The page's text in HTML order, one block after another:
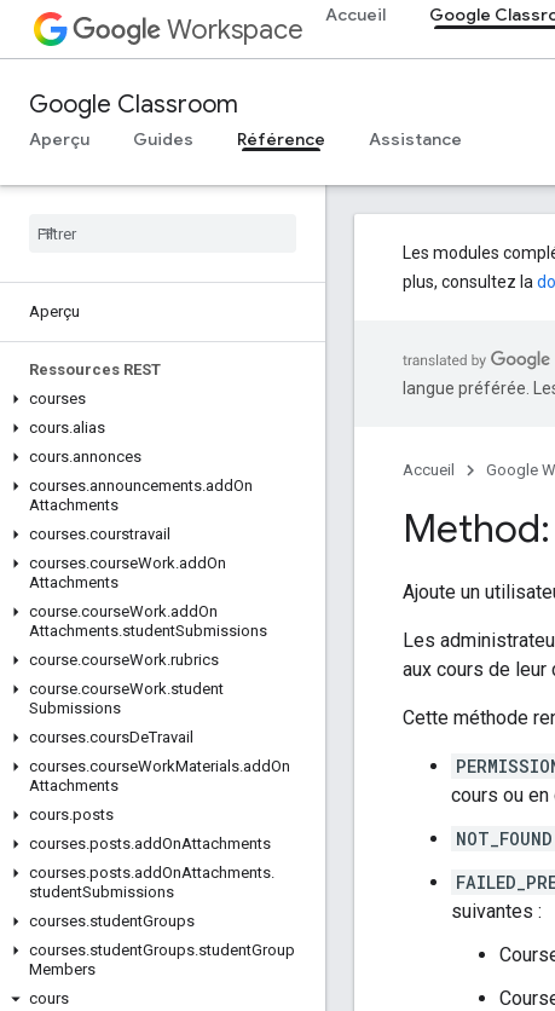
Workspace Accueil Google
Google Classroom
Aperçu Guides Référence Assistance
Aperçu
Ressources REST
courses
cours.alias
cours.annonces
courses.announcements.addOn
Attachments
courses.courstravail
courses.courseWork.addOn
Attachments
course.courseWork.addOn
Attachments.studentSubmissions
course.courseWork.rubrics
course.courseWork.student
Submissions
courses.coursDeTravail
courses.courseWorkMaterials.addOn
Attachments
cours.posts
courses.posts.addOnAttachments
courses.posts.addOnAttachments.
studentSubmissions
courses.studentGroups
courses.studentGroups.studentGroup
Members
cours
Les modules
plus, consultez la
langue préférée.
Accueil Google
Ajoute un
Les
aux cours de leur
Cette méthode
cours ou en
NOT_FOUND
suivantes :